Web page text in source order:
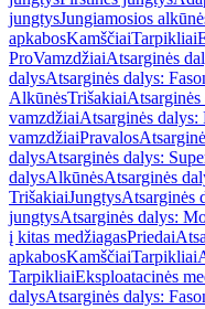
jungtysJungiamosios
apkabosKamščiaiTarpikliai
ProVamzdžiaiAtsarginės
dalysAtsarginės dalys:
AlkūnėsTrišakiai
vamzdžiaiAtsarginės dalys:
vamzdžiaiPravalos
dalysAtsarginės dalys:
dalysAlkūnėsAtsarginės
TrišakiaiJungtysAtsarginės
jungtysAtsarginės dalys:
į kitas medžiagasPriedai
apkabosKamščiaiTarpikliai
TarpikliaiEksploatacinės
dalysAtsarginės dalys: